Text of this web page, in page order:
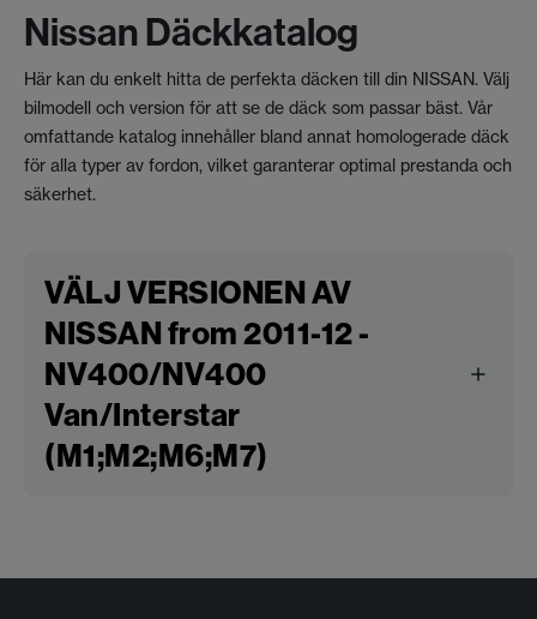
Nissan Däckkatalog
Här kan du enkelt hitta de perfekta däcken till din NISSAN. Välj
bilmodell och version för att se de däck som passar bäst. Vår
omfattande katalog innehåller bland annat homologerade däck
för alla typer av fordon, vilket garanterar optimal prestanda och
säkerhet.
VÄLJ VERSIONEN AV
NISSAN from 2011-12 -
NV400/NV400
Van/Interstar
(M1;M2;M6;M7)